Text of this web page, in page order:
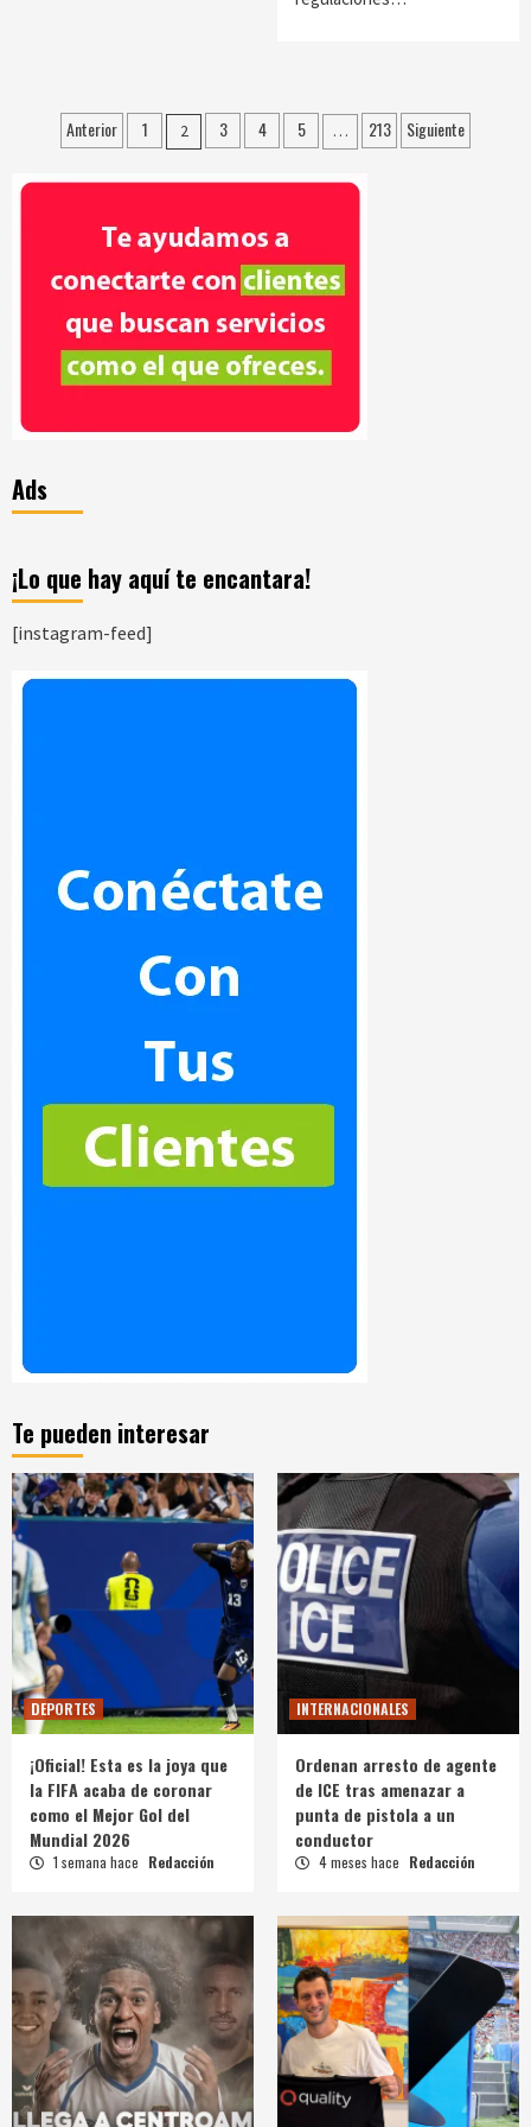
Paginación
de
Anterior 1 2 3 4 5 … 213 Siguiente
Ads
¡Lo que hay aquí te encantara!
[instagram-feed]
Te pueden interesar
DEPORTES
¡Oficial! Esta es la joya que
la FIFA acaba de coronar
como el Mejor Gol del
Mundial 2026
1 semana hace Redacción
INTERNACIONALES
Ordenan arresto de agente
de ICE tras amenazar a
punta de pistola a un
conductor
4 meses hace Redacción